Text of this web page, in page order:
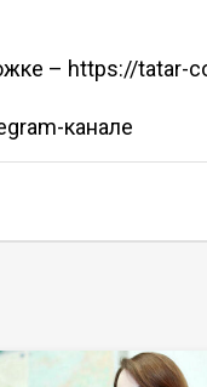
– https://tatar-
канале